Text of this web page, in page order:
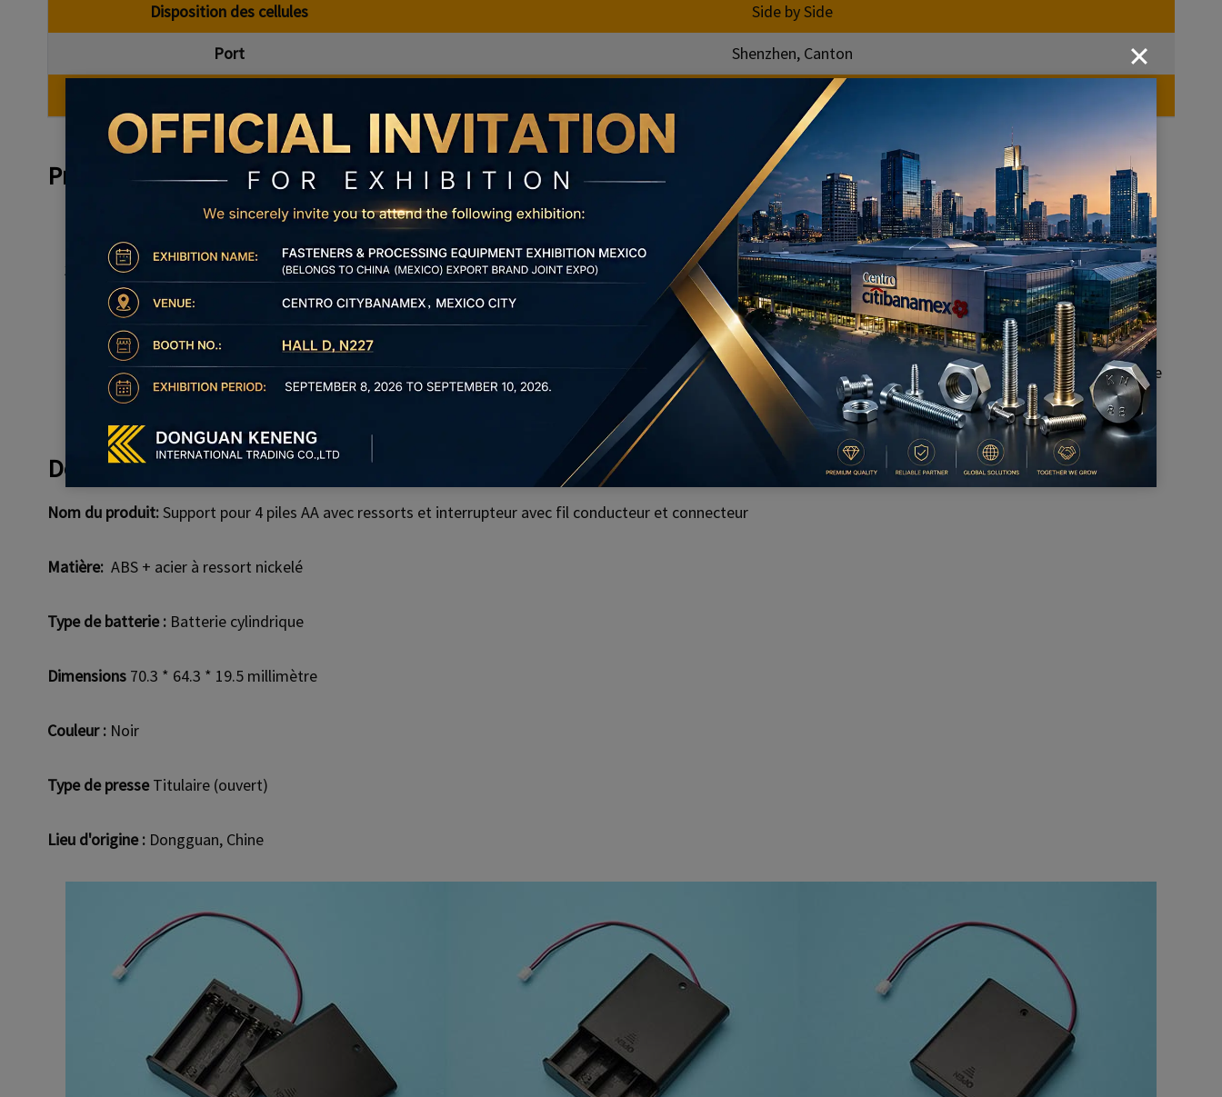
Disposition des cellules
Side by Side
Port
Shenzhen, Canton
2000pcs
Produit Fonctionnalité et application
Ce support de 4 piles AA avec ressorts et interrupteur peut être transformé en sortie de batterie 6 V (1.5 V X 4 = 6 V)
Le côté opposé est le même que sur l'image montrée.
La source d'alimentation externe parfaite pour le bricolage électronique.
Contient quatre piles AA.
Facile à installer, pratique à utiliser.
Matière plastique de haute qualité.
La source d'alimentation externe parfaite pour un système de micro-ordinateur monopuce, un système Arduino, un robot mobile 2WD, une voiture de recherche
de piste, un véhicule à chenilles RP5.
Détails du produit
Nom du produit:Support pour 4 piles AA avec ressorts et interrupteur avec fil conducteur et connecteur
Matière: ABS + acier à ressort nickelé
Type de batterie : Batterie cylindrique
Dimensions 70.3 * 64.3 * 19.5 millimètre
Couleur : Noir
Type de presseTitulaire (ouvert)
Lieu d'origine : Dongguan, Chine